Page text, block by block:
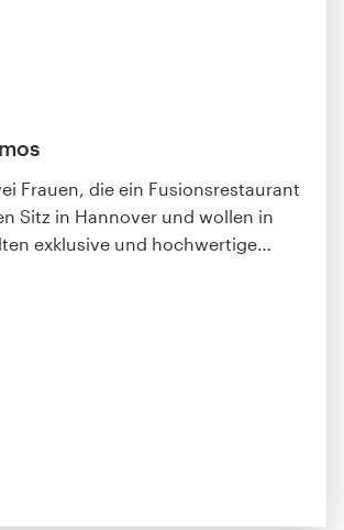
Frauen, die ein Fusionsrestaurant
Sitz in Hannover und wollen in
exklusive und hochwertige